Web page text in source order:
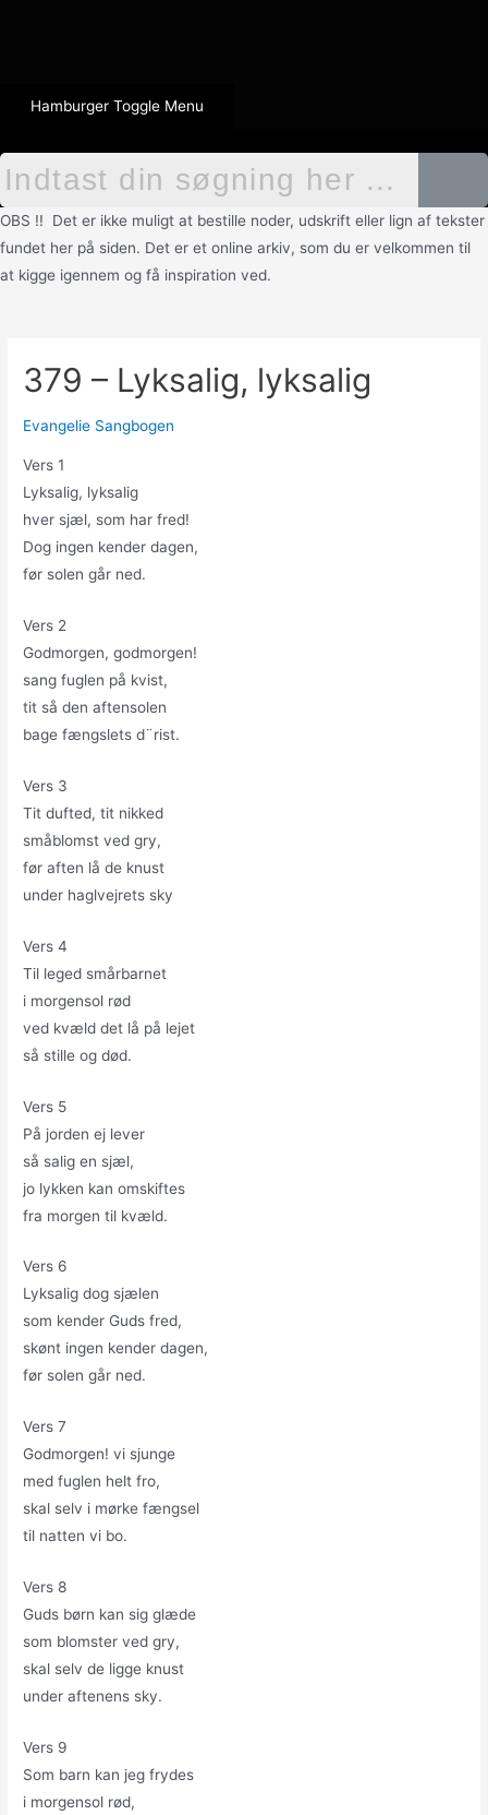
Hamburger Toggle Menu
OBS !! Det er ikke muligt at bestille noder, udskrift eller lign af tekster
fundet her på siden. Det er et online arkiv, som du er velkommen til
at kigge igennem og få inspiration ved.
379 – Lyksalig, lyksalig
Evangelie Sangbogen
Vers 1
Lyksalig, lyksalig
hver sjæl, som har fred!
Dog ingen kender dagen,
før solen går ned.
Vers 2
Godmorgen, godmorgen!
sang fuglen på kvist,
tit så den aftensolen
bage fængslets d¨rist.
Vers 3
Tit dufted, tit nikked
småblomst ved gry,
før aften lå de knust
under haglvejrets sky
Vers 4
Til leged smårbarnet
i morgensol rød
ved kvæld det lå på lejet
så stille og død.
Vers 5
På jorden ej lever
så salig en sjæl,
jo lykken kan omskiftes
fra morgen til kvæld.
Vers 6
Lyksalig dog sjælen
som kender Guds fred,
skønt ingen kender dagen,
før solen går ned.
Vers 7
Godmorgen! vi sjunge
med fuglen helt fro,
skal selv i mørke fængsel
til natten vi bo.
Vers 8
Guds børn kan sig glæde
som blomster ved gry,
skal selv de ligge knust
under aftenens sky.
Vers 9
Som barn kan jeg frydes
i morgensol rød,